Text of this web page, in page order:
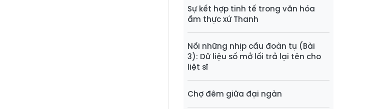
Sự kết hợp tinh tế trong văn hóa
ẩm thực xứ Thanh
Nối những nhịp cầu đoàn tụ (Bài
3): Dữ liệu số mở lối trả lại tên cho
liệt sĩ
Chợ đêm giữa đại ngàn